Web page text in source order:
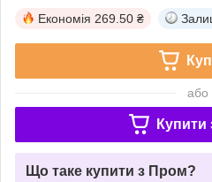
Економія 269.50 ₴
або
Купити
Що таке купити з Пром?